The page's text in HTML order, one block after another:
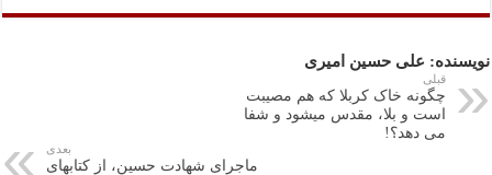
bo tte ts at ed gr
a
m
ail ail تر
ا
ک
گذ
نویسنده: علی حسین امیری
قبلی
چگونه خاک کربلا که هم مصیبت
است و بلا، مقدس میشود و شفا
می دهد؟!
بعدی
ماجرای شهادت حسین، از کتابهای